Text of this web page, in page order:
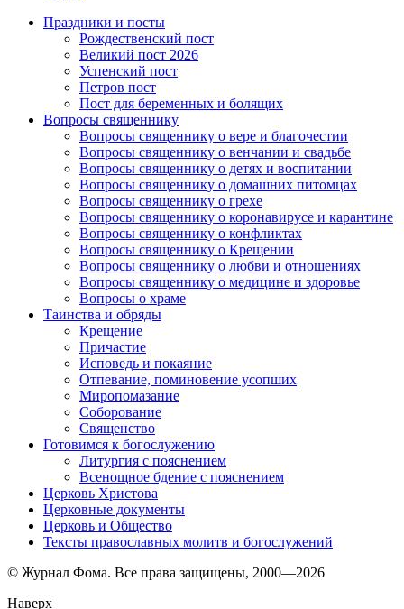
Праздники и посты
Рождественский пост
Великий пост 2026
Успенский пост
Петров пост
Пост для беременных и болящих
Вопросы священнику
Вопросы священнику о вере и благочестии
Вопросы священнику о венчании и свадьбе
Вопросы священнику о детях и воспитании
Вопросы священнику о домашних питомцах
Вопросы священнику о грехе
Вопросы священнику о коронавирусе и карантине
Вопросы священнику о конфликтах
Вопросы священнику о Крещении
Вопросы священнику о любви и отношениях
Вопросы священнику о медицине и здоровье
Вопросы о храме
Таинства и обряды
Крещение
Причастие
Исповедь и покаяние
Отпевание, поминовение усопших
Миропомазание
Соборование
Священство
Готовимся к богослужению
Литургия с пояснением
Всенощное бдение с пояснением
Церковь Христова
Церковные документы
Церковь и Общество
Тексты православных молитв и богослужений
© Журнал Фома. Все права защищены, 2000—2026
Наверх